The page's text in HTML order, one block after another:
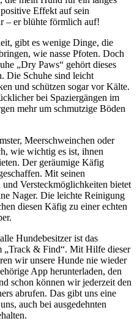
Effekt auf ​sein
– er blühte förmlich auf!
⁣gibt es wenige Dinge, die
wie nasse Pfoten.‍ Doch
„Dry Paws“ gehört dieses
‍Die Schuhe sind leicht
‍und schützen sogar⁤ vor Kälte.
bei Spaziergängen im
mehr um schmutzige Böden
Meerschweinchen oder
wie⁤ wichtig es ist,‌ ihnen
Der geräumige Käfig
Mit seinen
Versteckmöglichkeiten‌ bietet
Nager.‌ Die leichte Reinigung⁢
diesen⁢ Käfig zu einer echten
‍Hundebesitzer ist das
„Track & Find“.​ Mit Hilfe ⁣dieser
wir unsere Hunde nie wieder
App herunterladen, den
schon können​ wir jederzeit den
abrufen. Das gibt uns eine
auch bei ausgedehnten